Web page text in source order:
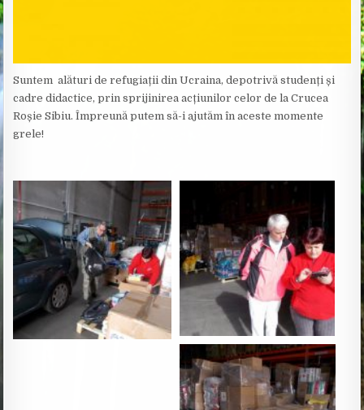
Suntem alături de refugiații din Ucraina, depotrivă studenți și
cadre didactice, prin sprijinirea acțiunilor celor de la Crucea
Roșie Sibiu. Împreună putem să-i ajutăm în aceste momente
grele!